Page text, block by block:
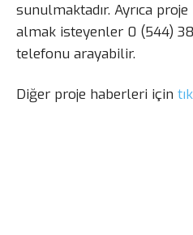
sunulmaktadır. Ayrıca
almak isteyenler 0 (544)
telefonu arayabilir.
Diğer proje haberleri için